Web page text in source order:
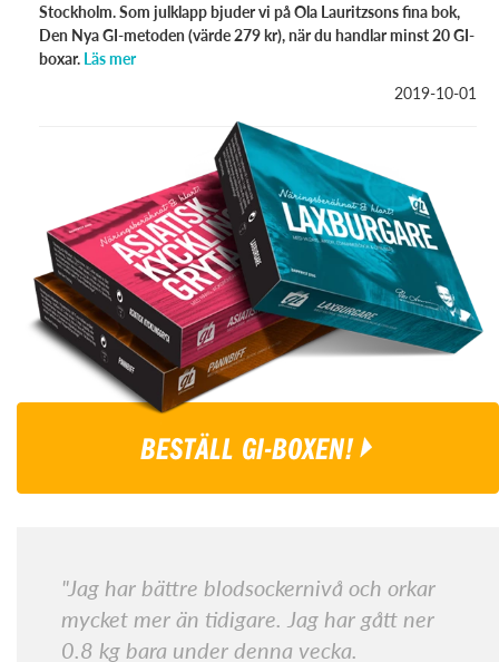
Stockholm. Som julklapp bjuder vi på Ola Lauritzsons fina bok,
Den Nya GI-metoden (värde 279 kr), när du handlar minst 20 GI-
boxar. Läs mer
2019-10-01
BESTÄLL GI-BOXEN!
"Jag har bättre blodsockernivå och orkar
mycket mer än tidigare. Jag har gått ner
0.8 kg bara under denna vecka.